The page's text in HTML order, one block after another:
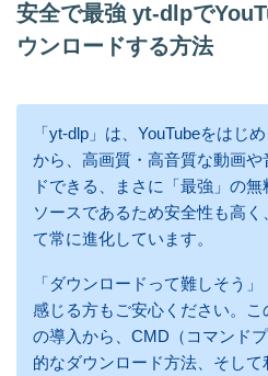
安全で最強 yt-dlpで
ウンロードする方法
「yt-dlp」は、YouTubeをはじ
から、高画質・高音質な動画
ドできる、まさに「最強」の
ソースであるため安全性も高
て常に進化しています。
「ダウンロードって難しそう
感じる方もご安心ください。
の導入から、CMD（コマンド
的なダウンロード方法、そし